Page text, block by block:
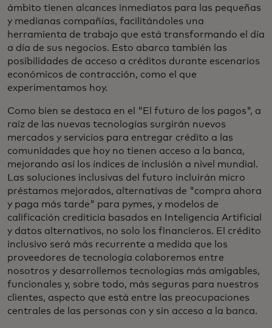
ámbito tienen alcances inmediatos para las pequeñas
y medianas compañías, facilitándoles una
herramienta de trabajo que está transformando el día
a día de sus negocios. Esto abarca también las
posibilidades de acceso a créditos durante escenarios
económicos de contracción, como el que
experimentamos hoy.
Como bien se destaca en el "El futuro de los pagos", a
raíz de las nuevas tecnologías surgirán nuevos
mercados y servicios para entregar crédito a las
comunidades que hoy no tienen acceso a la banca,
mejorando así los índices de inclusión a nivel mundial.
Las soluciones inclusivas del futuro incluirán micro
préstamos mejorados, alternativas de "compra ahora
y paga más tarde" para pymes, y modelos de
calificación crediticia basados en Inteligencia Artificial
y datos alternativos, no solo los financieros. El crédito
inclusivo será más recurrente a medida que los
proveedores de tecnología colaboremos entre
nosotros y desarrollemos tecnologías más amigables,
funcionales y, sobre todo, más seguras para nuestros
clientes, aspecto que está entre las preocupaciones
centrales de las personas con y sin acceso a la banca.